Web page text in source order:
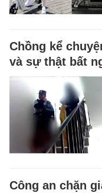
Chồng kể
và sự thật bất
Công an chặn